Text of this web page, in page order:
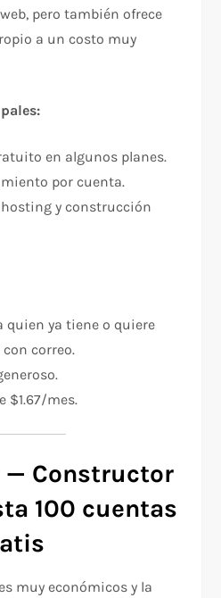
pero también ofrece
a un costo muy
en algunos planes.
por cuenta.
y construcción
quien ya tiene o quiere
correo.
$1.67/mes.
— Constructor
100 cuentas
muy económicos y la